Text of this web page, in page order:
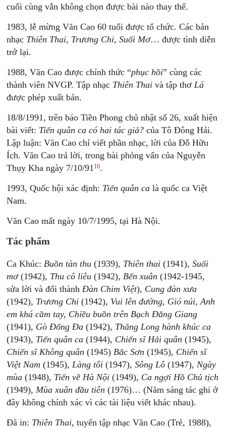
cuối cùng vẫn không chọn được bài nào thay thế.
1983, lễ mừng Văn Cao 60 tuổi được tổ chức. Các bản
nhạc Thiên Thai, Trương Chi, Suối Mơ… được tình diễn
trở lại.
1988, Văn Cao được chính thức “phục hồi” cùng các
thành viên NVGP. Tập nhạc Thiên Thai và tập thơLá
được phép xuất bản.
18/8/1991, trên báo Tiền Phong chủ nhật số 26, xuất hiện
bài viết: Tiến quân ca có hai tác giả? của Tô Đông Hải.
Lập luận: Văn Cao chỉ viết phần nhạc, lời của Đỗ Hữu
Ích. Văn Cao trả lời, trong bài phỏng vấn của Nguyễn
Thụy Kha ngày 7/10/9116.
1993, Quốc hội xác định: Tiến quân ca là quốc ca Việt
Nam.
Văn Cao mất ngày 10/7/1995, tại Hà Nội.
Tác phẩm
Ca Khúc:Buồn tàn thu (1939), Thiên thai (1941),Suối
mơ(1942), Thu cô liêu (1942),Bến xuân (1942-1945,
sửa lời và đổi thànhĐàn Chim Việt), Cung đàn xưa
(1942), Trương Chi (1942), Vui lên đường, Gió núi, Anh
em khá cầm tay, Chiều buồn trên Bạch Đằng Giang
(1941), Gò Đống Đa (1942), Thăng Long hành khúc ca
(1943), Tiến quân ca (1944), Chiến sĩ Hải quân (1945),
Chiến sĩ Không quân (1945)Bắc Sơn (1945), Chiến sĩ
Việt Nam (1945),Làng tôi (1947),Sông Lô (1947),Ngày
mùa (1948), Tiến về Hà Nội (1949), Ca ngợi Hồ Chủ tịch
(1949),Mùa xuân đầu tiên (1976)… (Năm sáng tác ghi ở
đây không chính xác vì các tài liệu viết khác nhau).
Đã in: Thiên Thai, tuyển tập nhạc Văn Cao (Trẻ, 1988),